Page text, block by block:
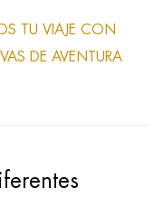
TU VIAJE CON
DE AVENTURA